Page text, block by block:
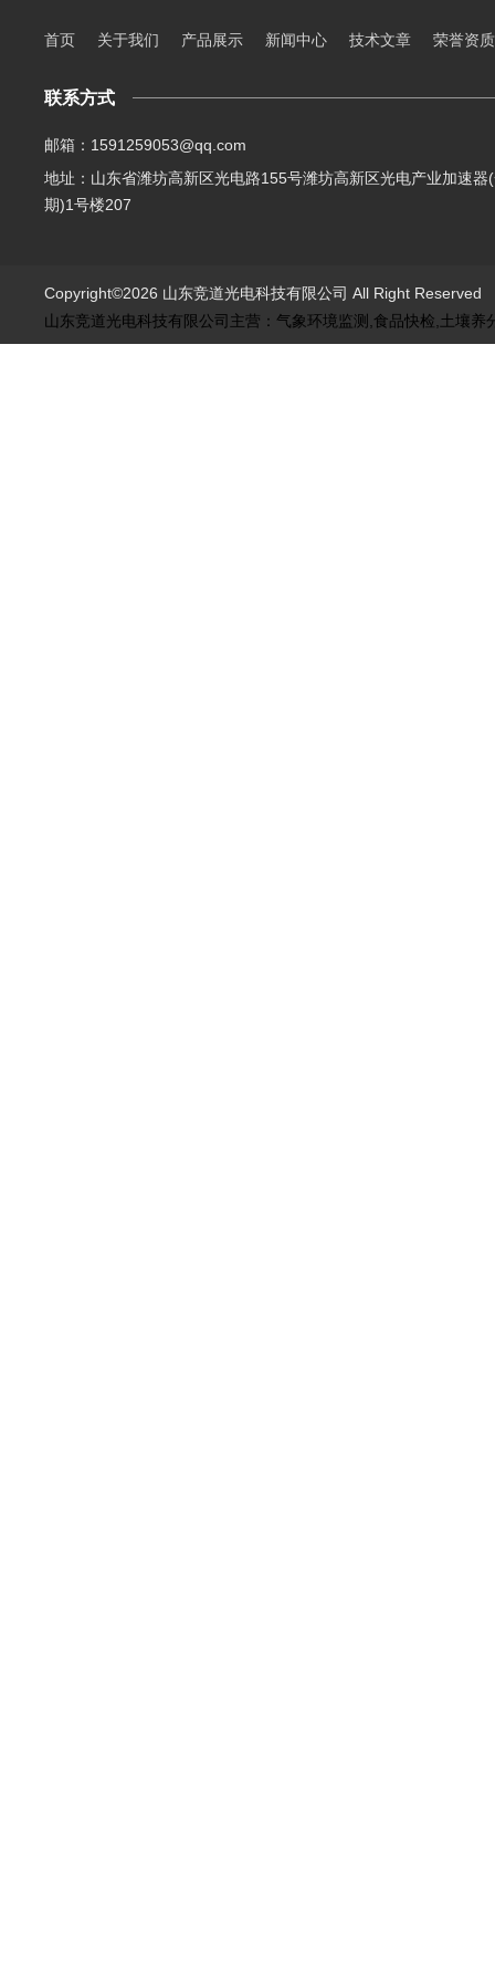
首页 关于我们 产品展示 新闻中心 技术文章 荣誉资质
联系方式
邮箱：1591259053@qq.com
地址：山东省潍坊高新区光电路155号潍坊高新区光电产业加速器
期)1号楼207
Copyright©2026 山东竞道光电科技有限公司 All Right
山东竞道光电科技有限公司主营：气象环境监测,食品快检,土壤养